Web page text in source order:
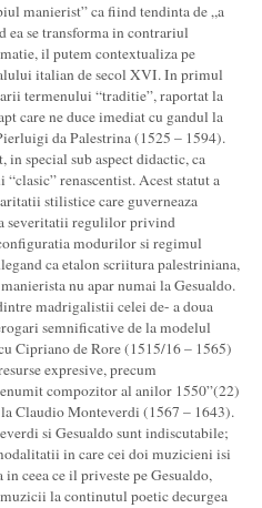
manierist” ca fiind tendinta de „a
ea se transforma in contrariul
il putem contextualiza pe
italian de secol XVI. In primul
termenului “traditie”, raportat la
care ne duce imediat cu gandul la
da Palestrina (1525 – 1594).
special sub aspect didactic, ca
renascentist. Acest statut a
stilistice care guverneaza
severitatii regulilor privind
modurilor si regimul
ca etalon scriitura palestriniana,
nu apar numai la Gesualdo.
madrigalistii celei de- a doua
semnificative de la modelul
Cipriano de Rore (1515/16 – 1565)
expresive, precum
compozitor al anilor 1550”(22)
Claudio Monteverdi (1567 – 1643).
si Gesualdo sunt indiscutabile;
in care cei doi muzicieni isi
ceea ce il priveste pe Gesualdo,
la continutul poetic decurgea